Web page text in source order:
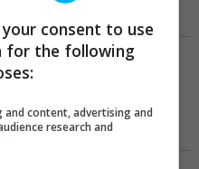
Η “Παραξενιά” είναι η
consent to use
for the following
and content, advertising and
research and